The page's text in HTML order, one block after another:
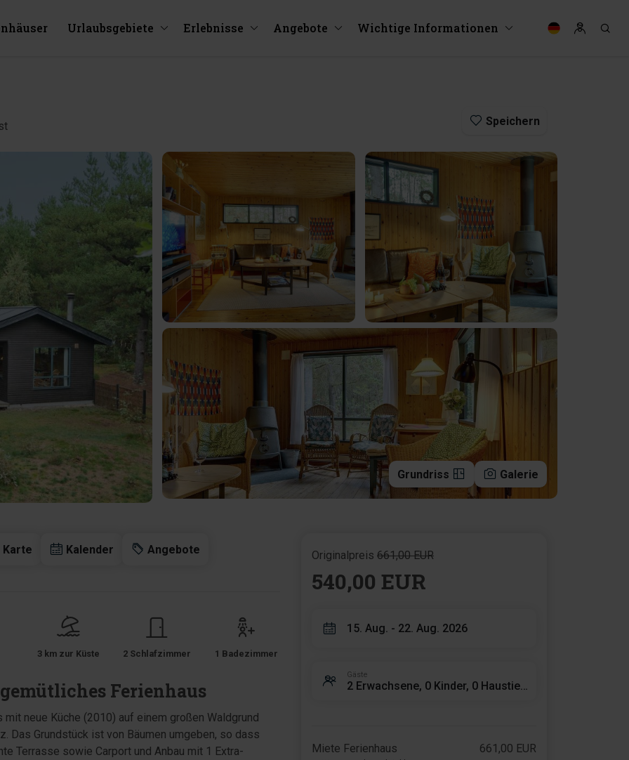
Urlaubsgebiete Erlebnisse Angebote Wichtige Informationen
Speichern
Grundriss Galerie
Karte Kalender Angebote
3 km zur Küste 2 Schlafzimmer 1 Badezimmer
Ferienhaus
neue Küche (2010) auf einem großen Waldgrund
Das Grundstück ist von Bäumen umgeben, so dass
Terrasse sowie Carport und Anbau mit 1 Extra-
Originalpreis 661,00 EUR
540,00 EUR
15. Aug. - 22. Aug. 2026
Gäste
Miete Ferienhaus 661,00 EUR